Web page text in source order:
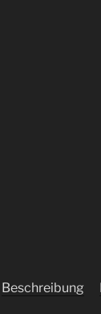
Beschreibung